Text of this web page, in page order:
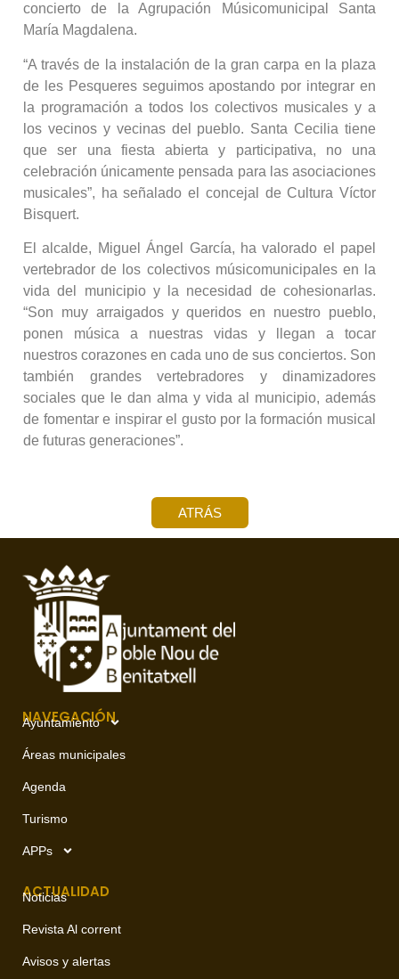
concierto de la Agrupación Músicomunicipal Santa
María Magdalena.
“A través de la instalación de la gran carpa en la plaza
de les Pesqueres seguimos apostando por integrar en
la programación a todos los colectivos musicales y a
los vecinos y vecinas del pueblo. Santa Cecilia tiene
que ser una fiesta abierta y participativa, no una
celebración únicamente pensada para las asociaciones
musicales”, ha señalado el concejal de Cultura Víctor
Bisquert.
El alcalde, Miguel Ángel García, ha valorado el papel
vertebrador de los colectivos músicomunicipales en la
vida del municipio y la necesidad de cohesionarlas.
“Son muy arraigados y queridos en nuestro pueblo,
ponen música a nuestras vidas y llegan a tocar
nuestros corazones en cada uno de sus conciertos. Son
también grandes vertebradores y dinamizadores
sociales que le dan alma y vida al municipio, además
de fomentar e inspirar el gusto por la formación musical
de futuras generaciones”.
ATRÁS
NAVEGACIÓN
Ayuntamiento
Áreas municipales
Agenda
Turismo
APPs
ACTUALIDAD
Noticias
Revista Al corrent
Avisos y alertas